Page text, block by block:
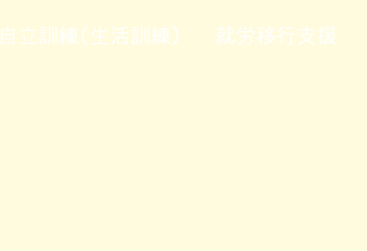
自立訓練(生活訓練) 就労移行支援